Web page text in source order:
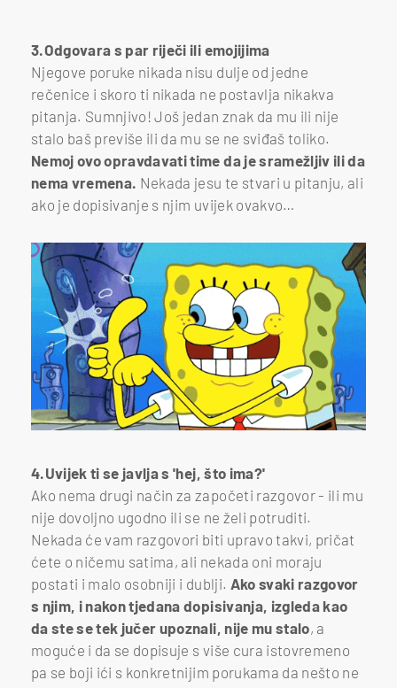
3.Odgovara s par riječi ili emojijima
Njegove poruke nikada nisu dulje od jedne
rečenice i skoro ti nikada ne postavlja nikakva
pitanja. Sumnjivo! Još jedan znak da mu ili nije
stalo baš previše ili da mu se ne sviđaš toliko.
Nemoj ovo opravdavati time da je sramežljiv ili da
nema vremena. Nekada jesu te stvari u pitanju, ali
ako je dopisivanje s njim uvijek ovakvo…
4.Uvijek ti se javlja s 'hej, što ima?'
Ako nema drugi način za započeti razgovor - ili mu
nije dovoljno ugodno ili se ne želi potruditi.
Nekada će vam razgovori biti upravo takvi, pričat
ćete o ničemu satima, ali nekada oni moraju
postati i malo osobniji i dublji. Ako svaki razgovor
s njim, i nakon tjedana dopisivanja, izgleda kao
da ste se tek jučer upoznali, nije mu stalo, a
moguće i da se dopisuje s više cura istovremeno
pa se boji ići s konkretnijim porukama da nešto ne